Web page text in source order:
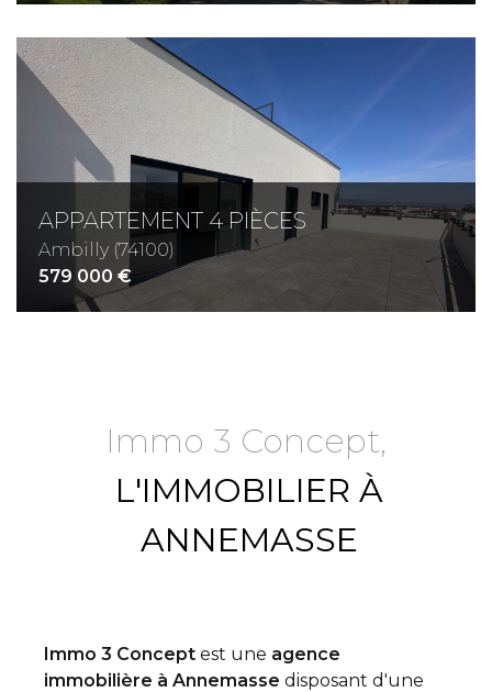
APPARTEMENT 4 PIÈCES
Ambilly (74100)
579 000 €
Immo 3 Concept,
L'IMMOBILIER À
ANNEMASSE
Immo 3 Concept est une agence
immobilière à Annemasse disposant d'une